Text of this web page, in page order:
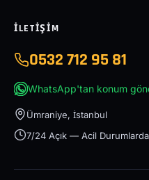
İLETIŞIM
0532 712 95 81
WhatsApp'tan konum
Ümraniye, İstanbul
7/24 Açık — Acil